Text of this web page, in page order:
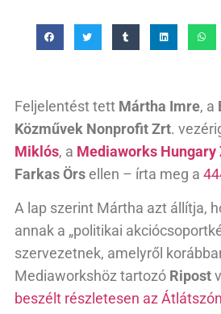
Feljelentést tett Mártha Imre, a
Közművek Nonprofit Zrt.
Miklós, a Mediaworks Hungary
Farkas Örs ellen – írta meg a
A lap szerint Mártha azt állítja,
annak a „politikai
szervezetnek, amelyről
Mediaworkshöz tartozó Ripost
beszélt részletesen az